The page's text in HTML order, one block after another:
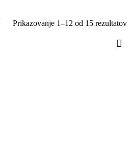
Prikazovanje 1–12 od 15 rezultatov